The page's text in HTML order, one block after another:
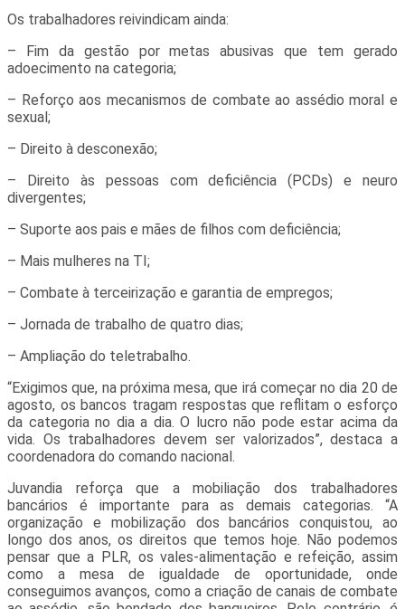
Os trabalhadores reivindicam ainda:
– Fim da gestão por metas abusivas que tem gerado
adoecimento na categoria;
– Reforço aos mecanismos de combate ao assédio moral e
sexual;
– Direito à desconexão;
– Direito às pessoas com deficiência (PCDs) e neuro
divergentes;
– Suporte aos pais e mães de filhos com deficiência;
– Mais mulheres na TI;
– Combate à terceirização e garantia de empregos;
– Jornada de trabalho de quatro dias;
– Ampliação do teletrabalho.
“Exigimos que, na próxima mesa, que irá começar no dia 20 de
agosto, os bancos tragam respostas que reflitam o esforço
da categoria no dia a dia. O lucro não pode estar acima da
vida. Os trabalhadores devem ser valorizados”, destaca a
coordenadora do comando nacional.
Juvandia reforça que a mobiliação dos trabalhadores
bancários é importante para as demais categorias. “A
organização e mobilização dos bancários conquistou, ao
longo dos anos, os direitos que temos hoje. Não podemos
pensar que a PLR, os vales-alimentação e refeição, assim
como a mesa de igualdade de oportunidade, onde
conseguimos avanços, como a criação de canais de combate